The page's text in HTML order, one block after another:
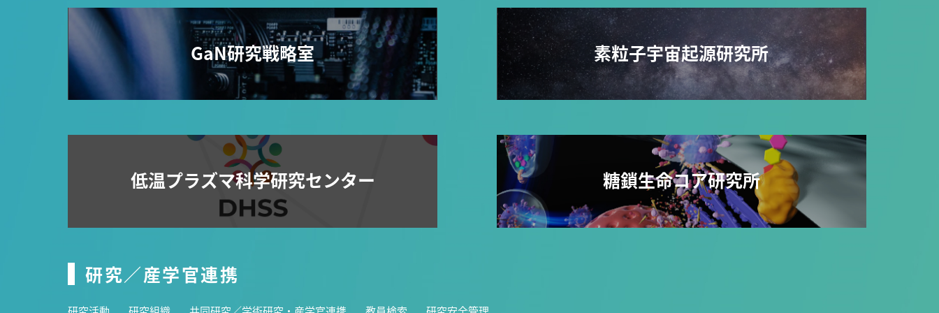
GaN研究戦略室 素粒子宇宙起源研究所
低温プラズマ科学研究センター 糖鎖生命コア研究所
研究／産学官連携